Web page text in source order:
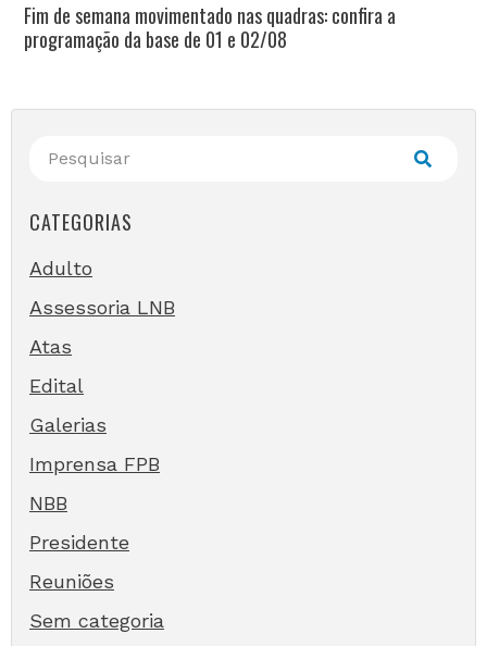
Fim de semana movimentado nas quadras: confira a
programação da base de 01 e 02/08
CATEGORIAS
Adulto
Assessoria LNB
Atas
Edital
Galerias
Imprensa FPB
NBB
Presidente
Reuniões
Sem categoria